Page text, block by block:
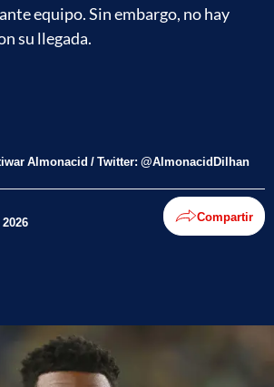
equipo. Sin embargo, no hay
su llegada.
Almonacid / Twitter: @AlmonacidDilhan
Compartir